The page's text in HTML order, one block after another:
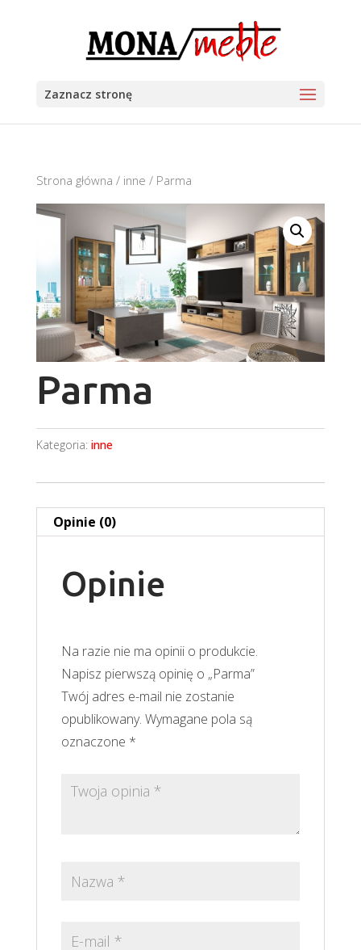
Zaznacz stronę
Strona główna / inne / Parma
Parma
Kategoria: inne
Opinie (0)
Opinie
Na razie nie ma opinii o produkcie.
Napisz pierwszą opinię o „Parma”
Twój adres e-mail nie zostanie
opublikowany. Wymagane pola są
oznaczone *